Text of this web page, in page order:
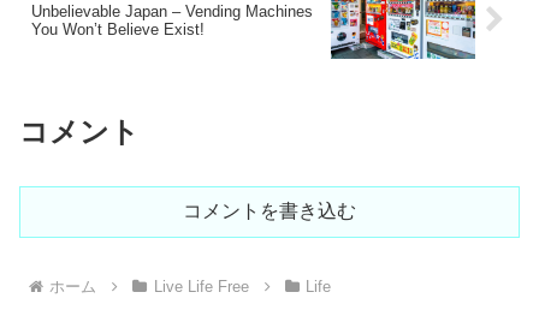
Unbelievable Japan – Vending Machines
You Won’t Believe Exist!
コメント
コメントを書き込む
ホーム Live Life Free Life